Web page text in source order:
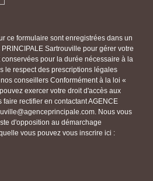
ce formulaire sont enregistrées dans un
Sartrouville pour gérer votre
pour la durée nécessaire à la
le respect des prescriptions légales
conseillers Conformément à la loi «
exercer votre droit d'accès aux
rectifier en contactant AGENCE
Nous vous
d'opposition au démarchage
vous pouvez vous inscrire ici :